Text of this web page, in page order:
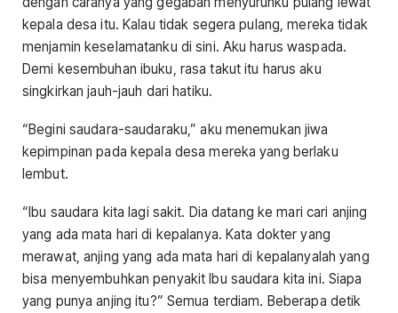
kepala desa itu. Kalau tidak segera pulang, mereka tidak
menjamin keselamatanku di sini. Aku harus waspada.
Demi kesembuhan ibuku, rasa takut itu harus aku
singkirkan jauh-jauh dari hatiku.
“Begini saudara-saudaraku,” aku menemukan jiwa
kepimpinan pada kepala desa mereka yang berlaku
lembut.
“Ibu saudara kita lagi sakit. Dia datang ke mari cari anjing
yang ada mata hari di kepalanya. Kata dokter yang
merawat, anjing yang ada mata hari di kepalanyalah yang
bisa menyembuhkan penyakit Ibu saudara kita ini. Siapa
yang punya anjing itu?” Semua terdiam. Beberapa detik